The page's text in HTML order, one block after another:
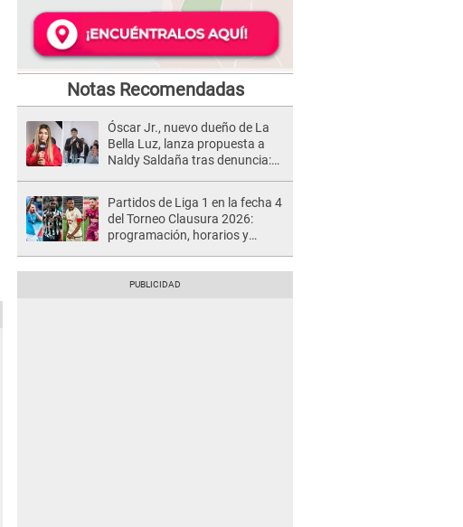
Notas Recomendadas
Óscar Jr., nuevo dueño de La
Bella Luz, lanza propuesta a
Naldy Saldaña tras denuncia:
Partidos de Liga 1 en la fecha 4
del Torneo Clausura 2026:
programación, horarios y